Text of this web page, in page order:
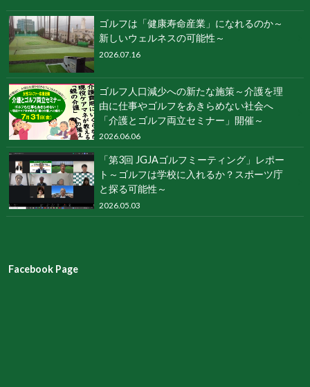
ゴルフは「健康寿命産業」になれるのか～
新しいウェルネスの可能性～
2026.07.16
ゴルフ人口減少への新たな施策～介護を理
由に仕事やゴルフをあきらめない社会へ
「介護とゴルフ両立セミナー」開催～
2026.06.06
「第3回 JGJAゴルフミーティング」レポー
ト～ゴルフは学校に入れるか？スポーツ庁
と探る可能性～
2026.05.03
Facebook Page